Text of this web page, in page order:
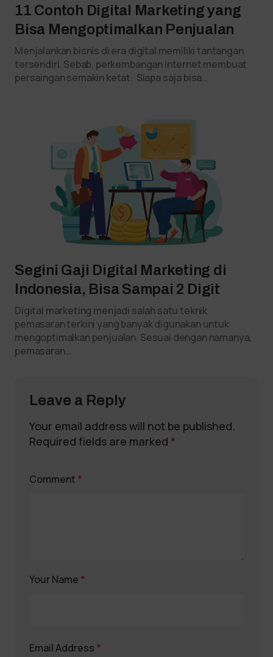
11 Contoh Digital Marketing yang
Bisa Mengoptimalkan Penjualan
Menjalankan bisnis di era digital memiliki tantangan
tersendiri. Sebab, perkembangan internet membuat
persaingan semakin ketat. Siapa saja bisa…
Segini Gaji Digital Marketing di
Indonesia, Bisa Sampai 2 Digit
Digital marketing menjadi salah satu teknik
pemasaran terkini yang banyak digunakan untuk
mengoptimalkan penjualan. Sesuai dengan namanya,
pemasaran…
Leave a Reply
Your email address will not be published.
Required fields are marked *
Comment *
Your Name *
Email Address *